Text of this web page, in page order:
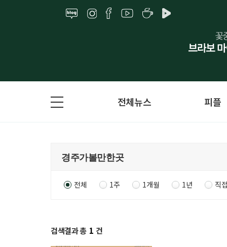
전체뉴스 피플
전체 1주 1개월 1년 직
검색결과 총 1 건